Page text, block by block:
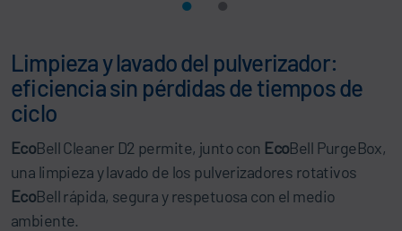
Limpieza y lavado del pulverizador:
eficiencia sin pérdidas de tiempos de
ciclo
EcoBell Cleaner D2 permite, junto con EcoBell PurgeBox,
una limpieza y lavado de los pulverizadores rotativos
EcoBell rápida, segura y respetuosa con el medio
ambiente.